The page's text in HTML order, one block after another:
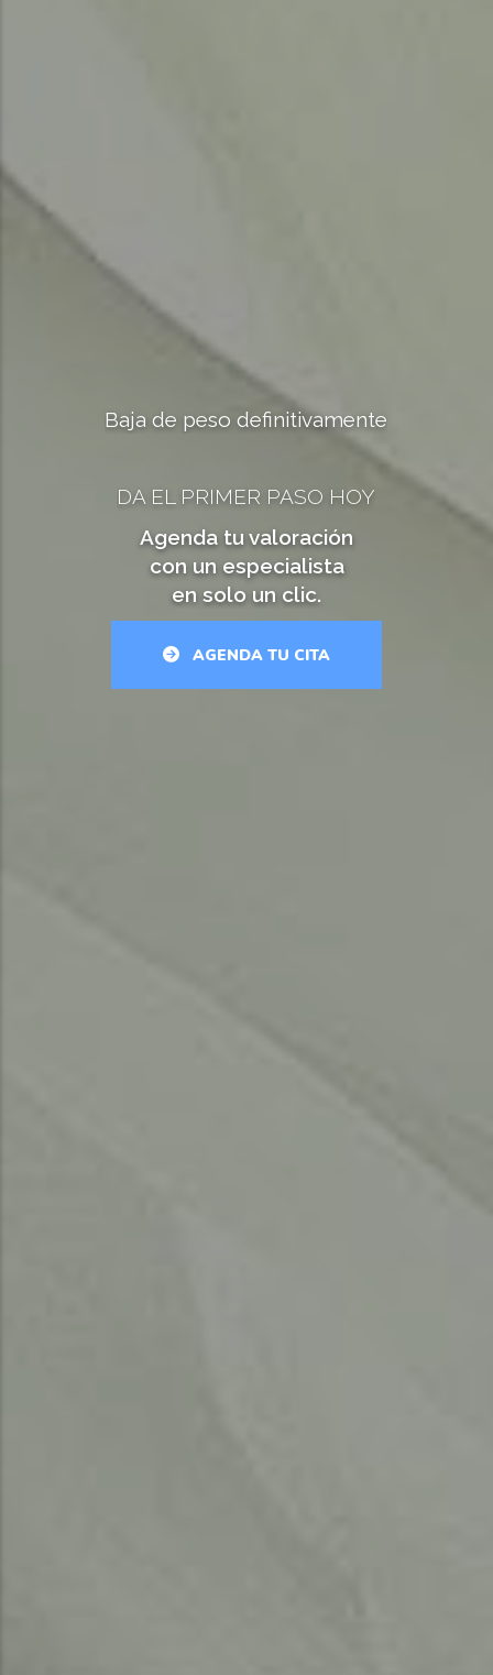
Baja de peso definitivamente
DA EL PRIMER PASO HOY
Agenda tu valoración
con un especialista
en solo un clic.
AGENDA TU CITA